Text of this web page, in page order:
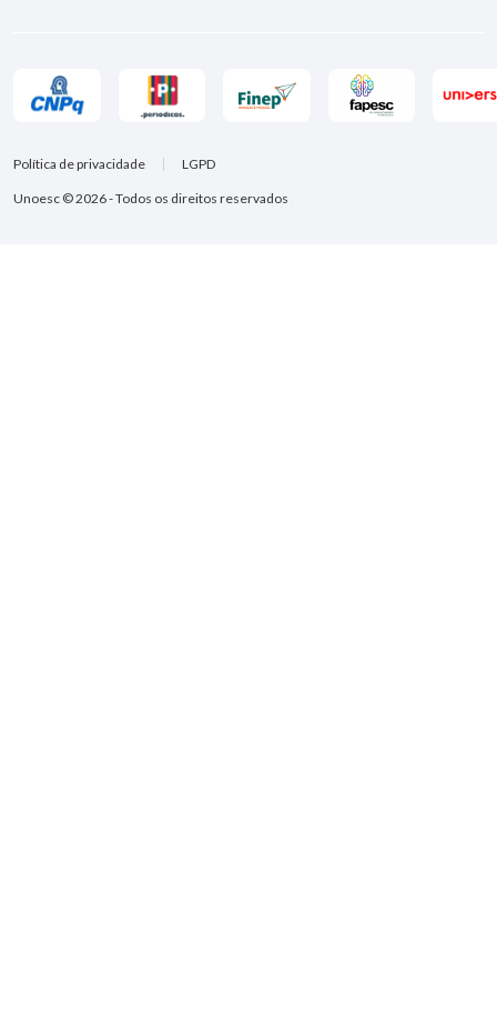
Unoesc © 2026 - Todos os direitos reservados
Política de privacidade LGPD